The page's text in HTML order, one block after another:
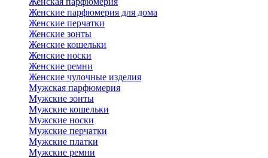
Женские парфюмерия для дома
Женские перчатки
Женские зонты
Женские кошельки
Женские носки
Женские ремни
Женские чулочные изделия
Мужская парфюмерия
Мужские зонты
Мужские кошельки
Мужские носки
Мужские перчатки
Мужские платки
Мужские ремни